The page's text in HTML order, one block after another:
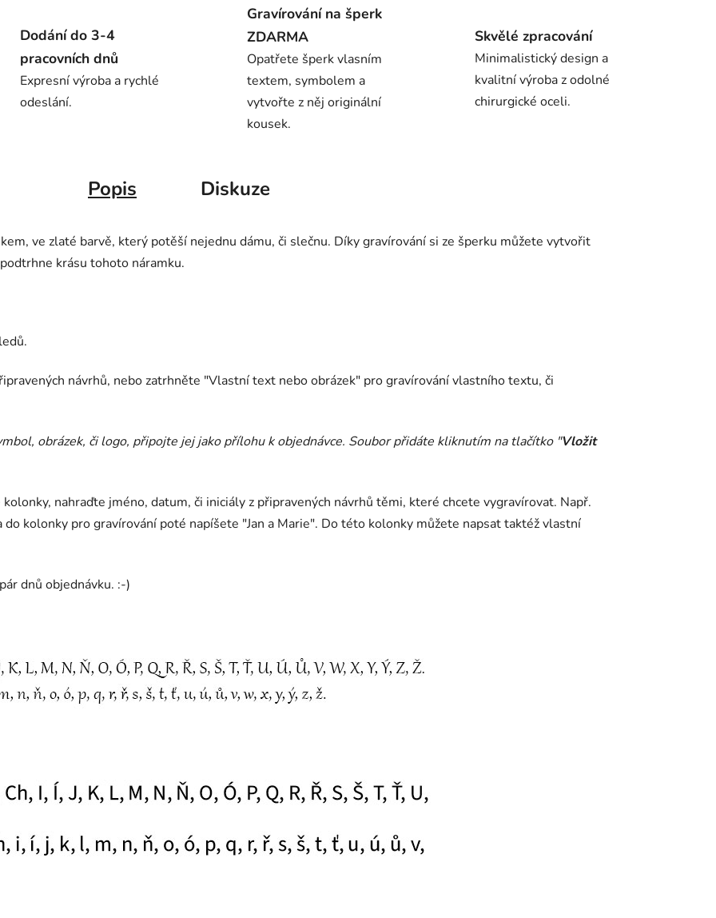
Dodání do 3-4
pracovních dnů
Expresní výroba a rychlé
odeslání.
Gravírování na šperk
ZDARMA
Opatřete šperk vlasním
textem, symbolem a
vytvořte z něj originální
kousek.
Skvělé zpracování
Minimalistický design a
kvalitní výroba z odolné
chirurgické oceli.
Popis Diskuze
ve zlaté barvě, který potěší nejednu dámu, či slečnu. Díky gravírování si ze šperku můžete vytvořit
krásu tohoto náramku.
návrhů, nebo zatrhněte "Vlastní text nebo obrázek" pro gravírování vlastního textu, či
obrázek, či logo, připojte jej jako přílohu k objednávce. Soubor přidáte kliknutím na tlačítko "Vložit
nahraďte jméno, datum, či iniciály z připravených návrhů těmi, které chcete vygravírovat. Např.
kolonky pro gravírování poté napíšete "Jan a Marie". Do této kolonky můžete napsat taktéž vlastní
dnů objednávku. :-)